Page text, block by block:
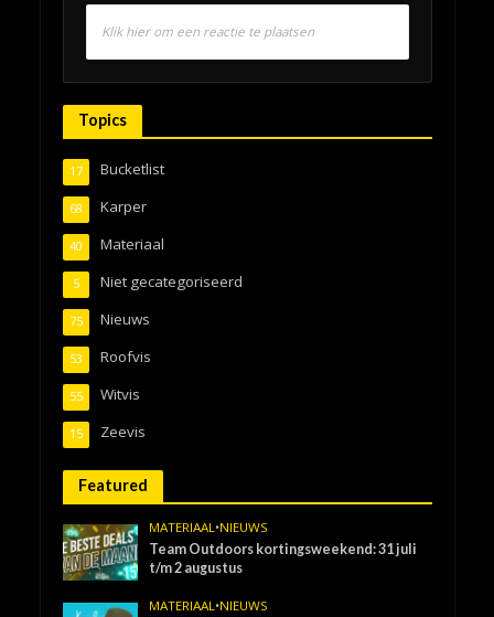
Klik hier om een reactie te plaatsen
Topics
Bucketlist
17
Karper
68
Materiaal
40
Niet gecategoriseerd
5
Nieuws
75
Roofvis
53
Witvis
55
Zeevis
15
Featured
MATERIAAL •NIEUWS
Team Outdoors kortingsweekend: 31 juli
t/m 2 augustus
MATERIAAL •NIEUWS